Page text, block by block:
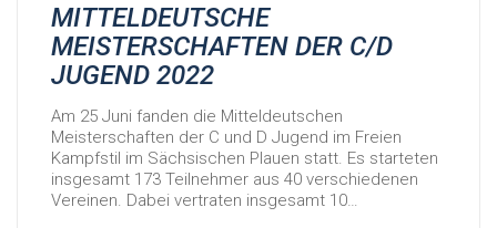
MITTELDEUTSCHE
MEISTERSCHAFTEN DER C/D
JUGEND 2022
Am 25 Juni fanden die Mitteldeutschen
Meisterschaften der C und D Jugend im Freien
Kampfstil im Sächsischen Plauen statt. Es starteten
insgesamt 173 Teilnehmer aus 40 verschiedenen
Vereinen. Dabei vertraten insgesamt 10…